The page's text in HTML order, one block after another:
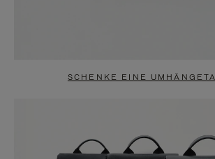
SCHENKE EINE